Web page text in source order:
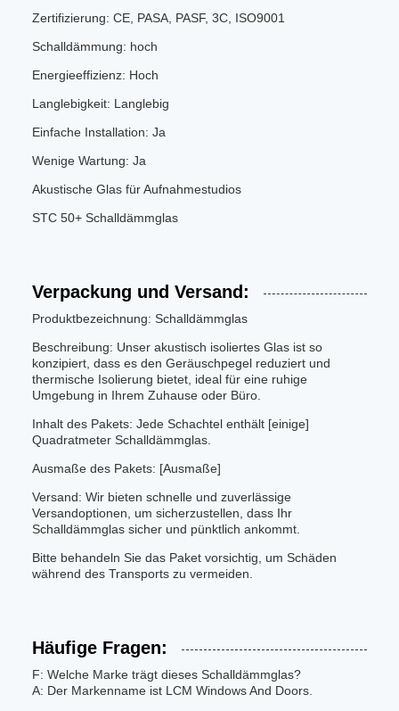
Zertifizierung: CE, PASA, PASF, 3C, ISO9001
Schalldämmung: hoch
Energieeffizienz: Hoch
Langlebigkeit: Langlebig
Einfache Installation: Ja
Wenige Wartung: Ja
Akustische Glas für Aufnahmestudios
STC 50+ Schalldämmglas
Verpackung und Versand:
Produktbezeichnung: Schalldämmglas
Beschreibung: Unser akustisch isoliertes Glas ist so
konzipiert, dass es den Geräuschpegel reduziert und
thermische Isolierung bietet, ideal für eine ruhige
Umgebung in Ihrem Zuhause oder Büro.
Inhalt des Pakets: Jede Schachtel enthält [einige]
Quadratmeter Schalldämmglas.
Ausmaße des Pakets: [Ausmaße]
Versand: Wir bieten schnelle und zuverlässige
Versandoptionen, um sicherzustellen, dass Ihr
Schalldämmglas sicher und pünktlich ankommt.
Bitte behandeln Sie das Paket vorsichtig, um Schäden
während des Transports zu vermeiden.
Häufige Fragen:
F: Welche Marke trägt dieses Schalldämmglas?
A: Der Markenname ist LCM Windows And Doors.